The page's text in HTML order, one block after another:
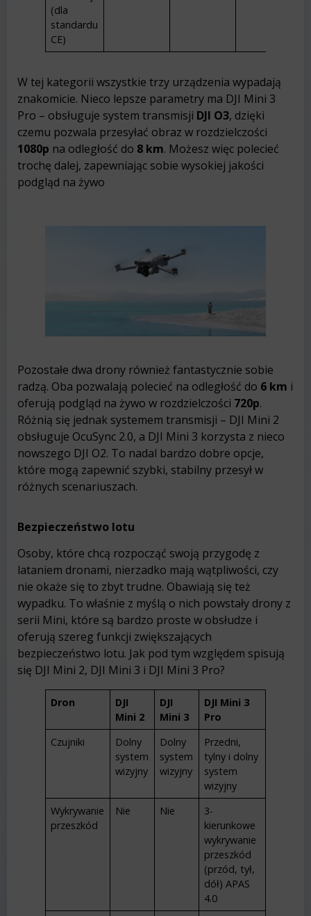
(dla
standardu
CE)
W tej kategorii wszystkie trzy urządzenia wypadają
znakomicie. Nieco lepsze parametry ma DJI Mini 3
Pro – obsługuje system transmisji DJI O3, dzięki
czemu pozwala przesyłać obraz w rozdzielczości
1080p na odległość do 8 km. Możesz więc polecieć
trochę dalej, zapewniając sobie wysokiej jakości
podgląd na żywo
Pozostałe dwa drony również fantastycznie sobie
radzą. Oba pozwalają polecieć na odległość do 6 km i
oferują podgląd na żywo w rozdzielczości 720p.
Różnią się jednak systemem transmisji – DJI Mini 2
obsługuje OcuSync 2.0, a DJI Mini 3 korzysta z nieco
nowszego DJI O2. To nadal bardzo dobre opcje,
które mogą zapewnić szybki, stabilny przesył w
różnych scenariuszach.
Bezpieczeństwo lotu
Osoby, które chcą rozpocząć swoją przygodę z
lataniem dronami, nierzadko mają wątpliwości, czy
nie okaże się to zbyt trudne. Obawiają się też
wypadku. To właśnie z myślą o nich powstały drony z
serii Mini, które są bardzo proste w obsłudze i
oferują szereg funkcji zwiększających
bezpieczeństwo lotu. Jak pod tym względem spisują
się DJI Mini 2, DJI Mini 3 i DJI Mini 3 Pro?
Dron
DJI
Mini 2
DJI
Mini 3
DJI Mini 3
Pro
Czujniki
Dolny
system
wizyjny
Dolny
system
wizyjny
Przedni,
tylny i dolny
system
wizyjny
Wykrywanie
przeszkód
Nie Nie
3-
kierunkowe
wykrywanie
przeszkód
(przód, tył,
dół) APAS
4.0